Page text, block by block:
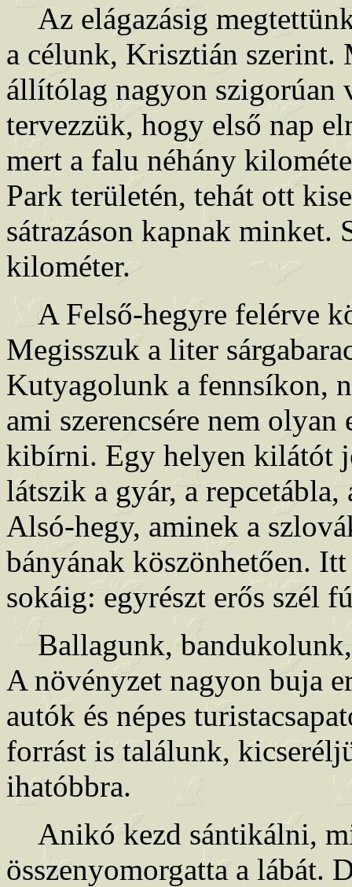
Az elágazásig
a célunk, Krisztián szerint.
állítólag nagyon szigorúan
tervezzük, hogy első nap
mert a falu néhány
Park területén, tehát ott
sátrazáson kapnak minket.
kilométer.
A Felső-hegyre felérve
Megisszuk a liter
Kutyagolunk a fennsíkon,
ami szerencsére nem
kibírni. Egy helyen kilátót
látszik a gyár, a
Alsó-hegy, aminek a
bányának köszönhetően.
sokáig: egyrészt erős szél
Ballagunk, bandukolunk,
A növényzet nagyon buja
autók és népes
forrást is találunk,
ihatóbbra.
Anikó kezd sántikálni,
összenyomorgatta a lábát.